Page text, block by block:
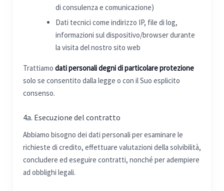
di consulenza e comunicazione)
Dati tecnici come indirizzo IP, file di log,
informazioni sul dispositivo/browser durante
la visita del nostro sito web
Trattiamo dati personali degni di particolare protezione
solo se consentito dalla legge o con il Suo esplicito
consenso.
4a. Esecuzione del contratto
Abbiamo bisogno dei dati personali per esaminare le
richieste di credito, effettuare valutazioni della solvibilità,
concludere ed eseguire contratti, nonché per adempiere
ad obblighi legali.